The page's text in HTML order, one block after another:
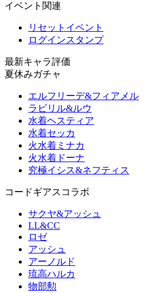
イベント関連
リセットイベント
ログインスタンプ
最新キャラ評価
夏休みガチャ
エルフリーデ&フィアメル
ラビリル&ルウ
水着ヘスティア
水着セッカ
火水着ミナカ
火水着ドーナ
究極イシス&ネフティス
コードギアスコラボ
サクヤ&アッシュ
LL&CC
ロゼ
アッシュ
アーノルド
琉高ハルカ
物部勲